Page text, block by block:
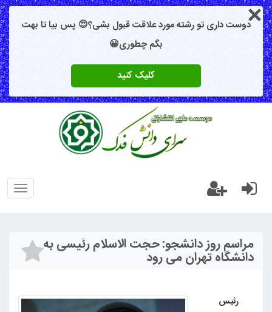
دوست داری تو رشته مورد علاقت قبول بشی؟😍 پس بیا تا بهت
بگم چطوری😀
کلیک کنید
مراسم روز دانشجو: حجت الاسلام رئیسی به
دانشگاه تهران می رود
رئیس